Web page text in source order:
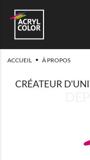
ACCUEIL • À PROPOS
CRÉATEUR